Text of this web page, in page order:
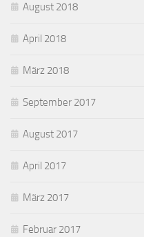
August 2018
April 2018
März 2018
September 2017
August 2017
April 2017
März 2017
Februar 2017